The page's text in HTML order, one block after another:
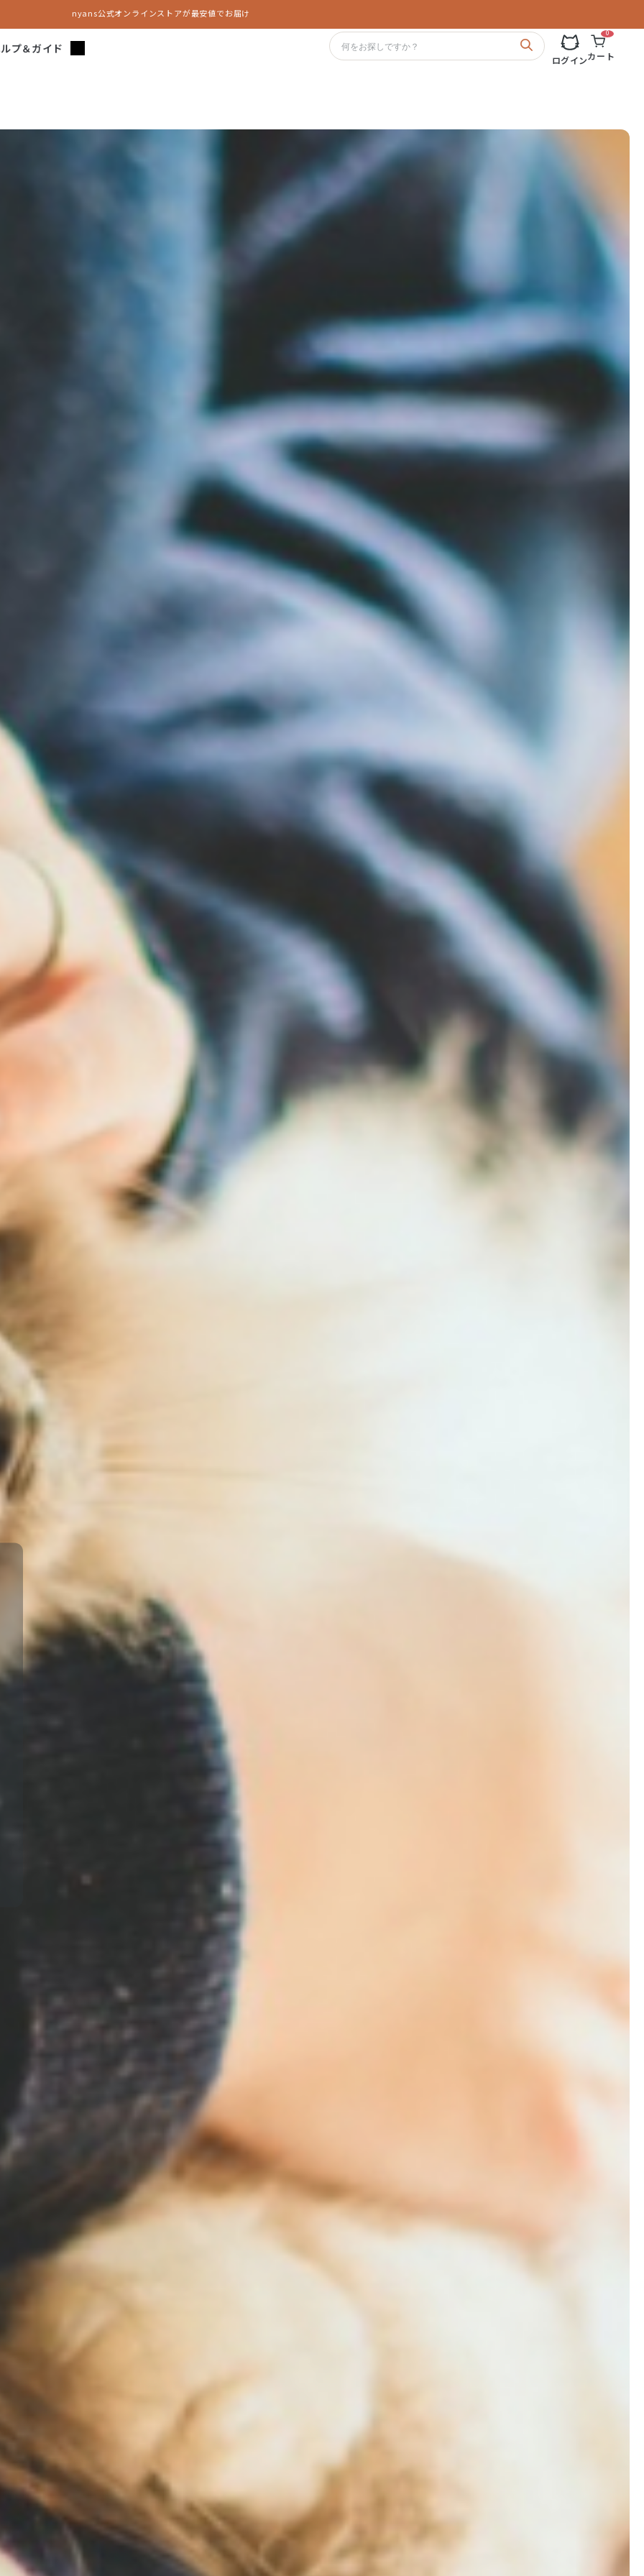
nyans公式オンラインストアが最安値でお届け
プ＆ガイド
ログイン
0
カート